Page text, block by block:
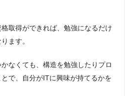
取得ができれば、勉強になるだけ
ます。
なくても、構造を勉強したりプロ
で、自分がITに興味が持てるかを